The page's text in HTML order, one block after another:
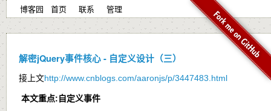
博客园 首页 联系 管理
解密jQuery事件核心 - 自定义设计（三）
接上文http://www.cnblogs.com/aaronjs/p/3447483.html
本文重点:自定义事件